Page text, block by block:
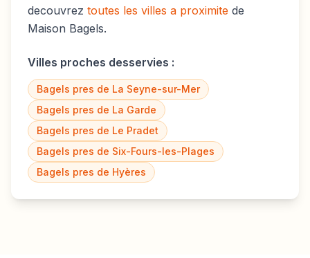
decouvrez toutes les villes a proximite de
Maison Bagels.
Villes proches desservies :
Bagels pres de La Seyne-sur-Mer
Bagels pres de La Garde
Bagels pres de Le Pradet
Bagels pres de Six-Fours-les-Plages
Bagels pres de Hyères